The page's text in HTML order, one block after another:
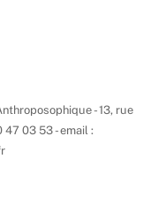
- 13, rue
47 03 53 - email :